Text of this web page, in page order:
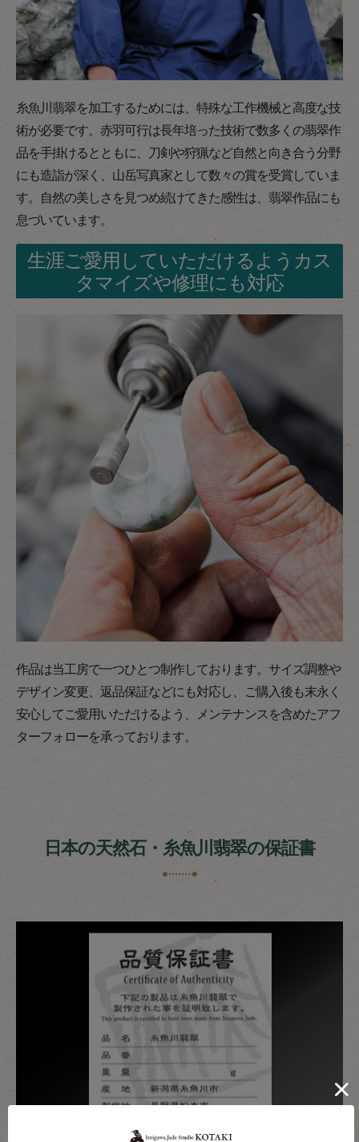
糸魚川翡翠を加工するためには、特殊な工作機械と高度な技
術が必要です。赤羽可行は長年培った技術で数多くの翡翠作
品を手掛けるとともに、刀剣や狩猟など自然と向き合う分野
にも造詣が深く、山岳写真家として数々の賞を受賞していま
す。自然の美しさを見つめ続けてきた感性は、翡翠作品にも
息づいています。
生涯ご愛用していただけるようカス
タマイズや修理にも対応
作品は当工房で一つひとつ制作しております。サイズ調整や
デザイン変更、返品保証などにも対応し、ご購入後も末永く
安心してご愛用いただけるよう、メンテナンスを含めたアフ
ターフォローを承っております。
日本の天然石・糸魚川翡翠の保証書